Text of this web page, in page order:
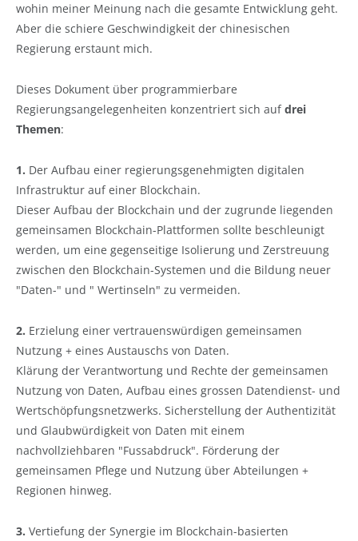
wohin meiner Meinung nach die gesamte Entwicklung geht.
Aber die schiere Geschwindigkeit der chinesischen
Regierung erstaunt mich.
Dieses Dokument über programmierbare
Regierungsangelegenheiten konzentriert sich aufdrei
Themen:
1. Der Aufbau einer regierungsgenehmigten digitalen
Infrastruktur auf einer Blockchain.
Dieser Aufbau der Blockchain und der zugrunde liegenden
gemeinsamen Blockchain-Plattformen sollte beschleunigt
werden, um eine gegenseitige Isolierung und Zerstreuung
zwischen den Blockchain-Systemen und die Bildung neuer
"Daten-" und " Wertinseln" zu vermeiden.
2. Erzielung einer vertrauenswürdigen gemeinsamen
Nutzung + eines Austauschs von Daten.
Klärung der Verantwortung und Rechte der gemeinsamen
Nutzung von Daten, Aufbau eines grossen Datendienst- und
Wertschöpfungsnetzwerks. Sicherstellung der Authentizität
und Glaubwürdigkeit von Daten mit einem
nachvollziehbaren "Fussabdruck". Förderung der
gemeinsamen Pflege und Nutzung über Abteilungen +
Regionen hinweg.
3. Vertiefung der Synergie im Blockchain-basierten